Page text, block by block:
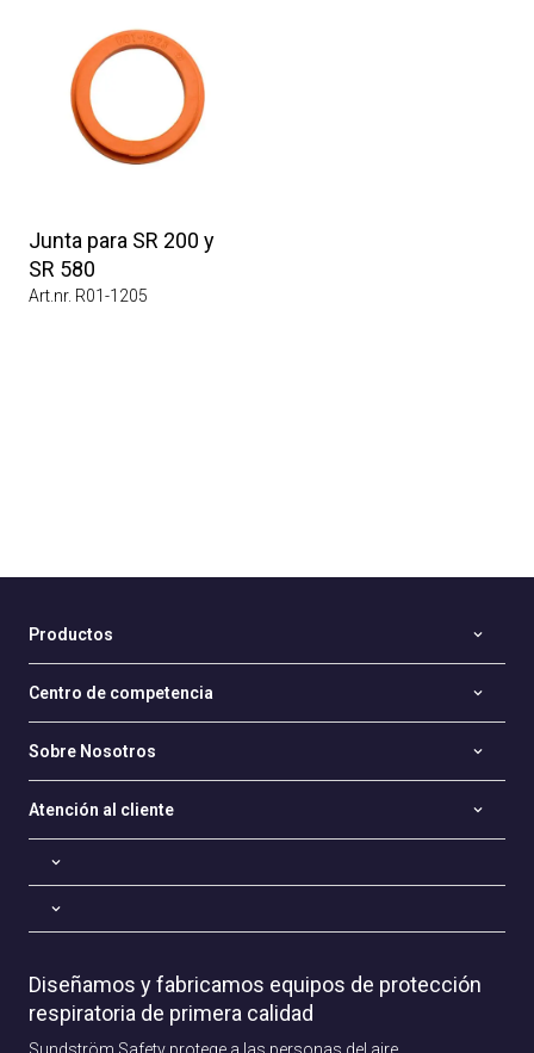
Junta para SR 200 y
SR 580
Art.nr. R01-1205
Productos
Centro de competencia
Sobre Nosotros
Atención al cliente
Diseñamos y fabricamos equipos de protección
respiratoria de primera calidad